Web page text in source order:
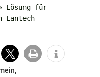
Lösung für
Lantech
,